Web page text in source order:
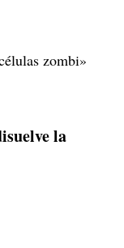
zombi»
la